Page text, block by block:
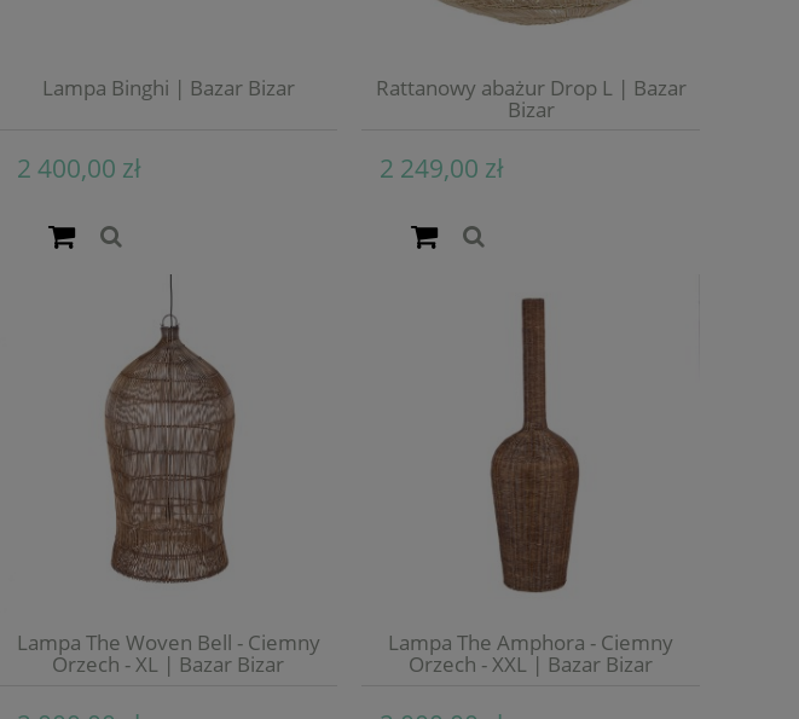
Lampa Binghi | Bazar Bizar
2 400,00 zł
Rattanowy abażur Drop L | Bazar
Bizar
2 249,00 zł
Lampa The Woven Bell - Ciemny
Orzech - XL | Bazar Bizar
Lampa The Amphora - Ciemny
Orzech - XXL | Bazar Bizar